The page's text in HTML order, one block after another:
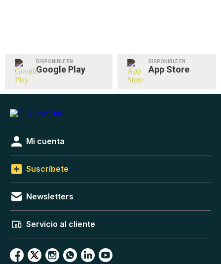
DISPONIBLE EN
Google Play
DISPONIBLE EN
App Store
Mi cuenta
Suscríbete
Newsletters
Servicio al cliente